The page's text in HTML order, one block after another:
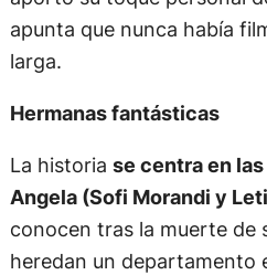
apunta que nunca había
larga.
Hermanas fantásticas
La historia se centra en
Angela (Sofi Morandi y
conocen tras la muerte de
heredan un departamento